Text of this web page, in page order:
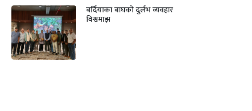
बर्दियाका बाघको दुर्लभ व्यवहार
विश्वमाझ